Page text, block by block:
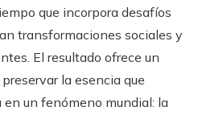
que incorpora desafíos
transformaciones sociales y
El resultado ofrece un
la esencia que
un fenómeno mundial: la